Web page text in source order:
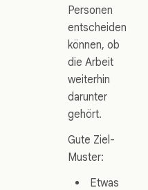
Personen
entscheiden
können, ob
die Arbeit
weiterhin
darunter
gehört.
Gute Ziel-
Muster:
Etwas